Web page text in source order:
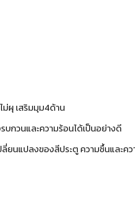
ม่ผุ เสริมมุม4ด้าน
กวนและความร้อนได้เป็นอย่างดี
ยนแปลงของสีประตู ความชื้นและค